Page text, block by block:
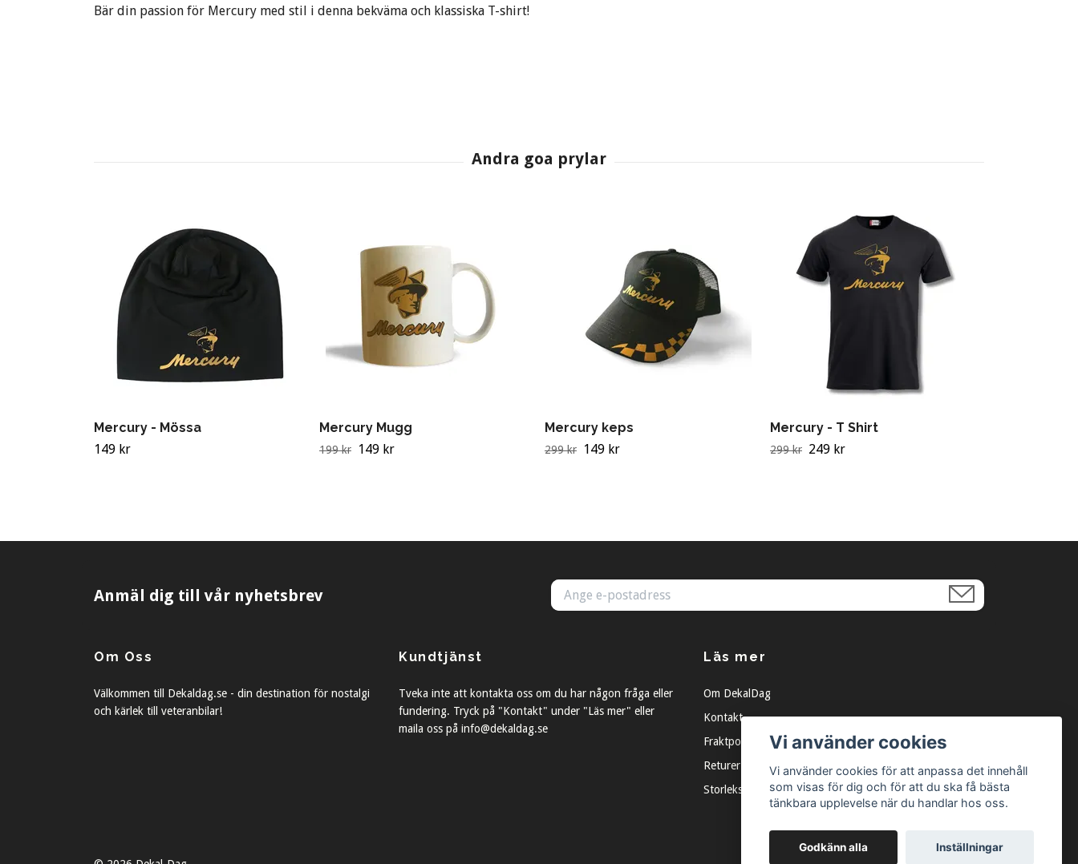
Bär din passion för Mercury med stil i denna bekväma och klassiska T-shirt!
Mercury - Mössa
149 kr
Mercury Mugg
199 kr 149 kr
Mercury keps
299 kr 149 kr
Mercury - T Shirt
299 kr 249 kr
Anmäl dig till vår nyhetsbrev
Om Oss
Välkommen till Dekaldag.se - din destination för nostalgi
och kärlek till veteranbilar!
Kundtjänst
Tveka inte att kontakta oss om du har någon fråga eller
fundering. Tryck på "Kontakt" under "Läs mer" eller
maila oss på info@dekaldag.se
Läs mer
Om DekalDag
Kontakt
Fraktpolicy
Returer
Storleksguide
Vi använder cookies
Vi använder cookies för att anpassa det innehåll
som visas för dig och för att du ska få bästa
tänkbara upplevelse när du handlar hos oss.
Godkänn alla Inställningar